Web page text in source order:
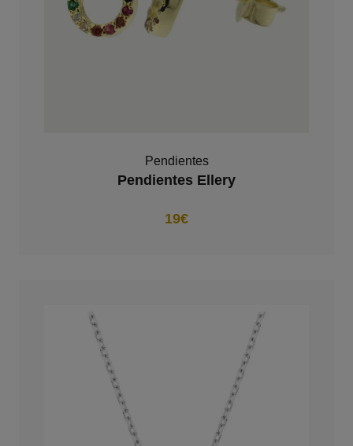
Pendientes
Pendientes Ellery
19€